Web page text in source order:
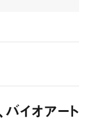
イオアート